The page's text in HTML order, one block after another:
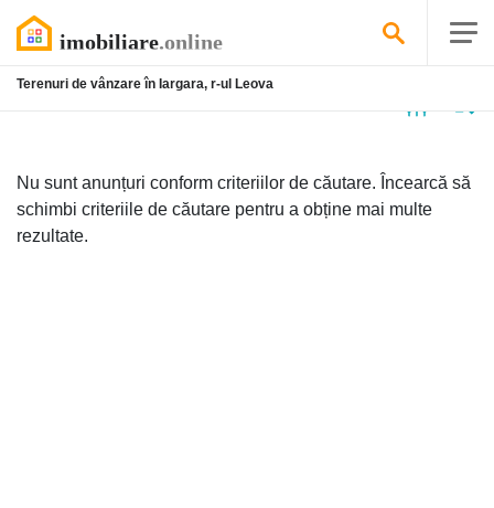
Terenuri de vânzare în Iargara, r-ul Leova
Nu sunt anunțuri conform criteriilor de căutare. Încearcă să
schimbi criteriile de căutare pentru a obține mai multe
rezultate.